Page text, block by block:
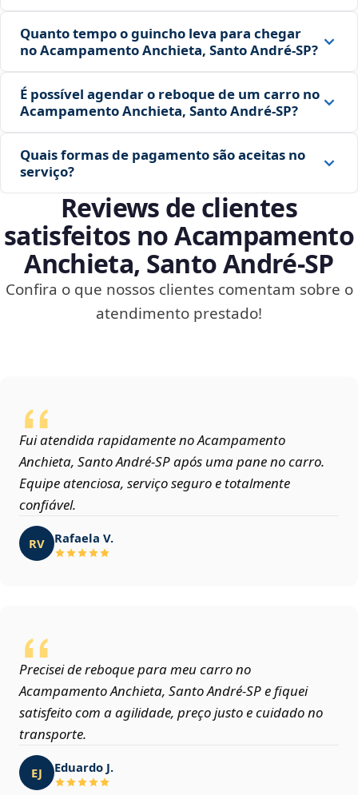
Quanto tempo o guincho leva para chegar
no Acampamento Anchieta, Santo André‑SP?
É possível agendar o reboque de um carro no
Acampamento Anchieta, Santo André‑SP?
Quais formas de pagamento são aceitas no
serviço?
Reviews de clientes
satisfeitos no Acampamento
Anchieta, Santo André‑SP
Confira o que nossos clientes comentam sobre o
atendimento prestado!
Fui atendida rapidamente no Acampamento
Anchieta, Santo André‑SP após uma pane no carro.
Equipe atenciosa, serviço seguro e totalmente
confiável.
RV Rafaela V.
Precisei de reboque para meu carro no
Acampamento Anchieta, Santo André‑SP e fiquei
satisfeito com a agilidade, preço justo e cuidado no
transporte.
EJ Eduardo J.